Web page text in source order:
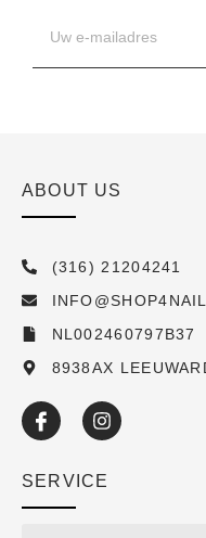
ABOUT US
(316) 21204241
NL002460797B37
8938AX
SERVICE